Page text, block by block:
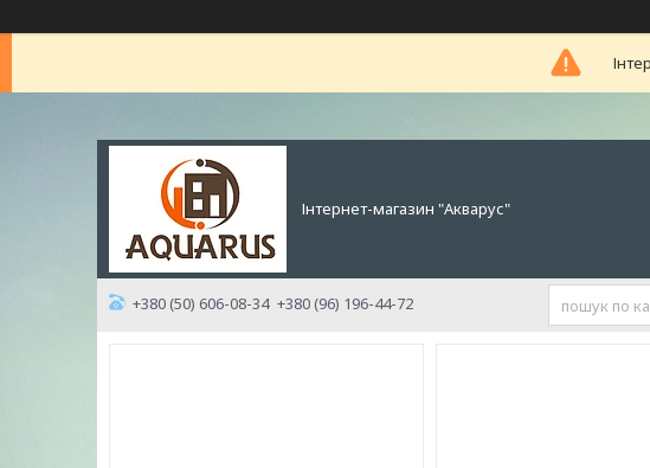
Інтернет-магазин "Акварус"
+380 (50) 606-08-34 +380 (96) 196-44-72